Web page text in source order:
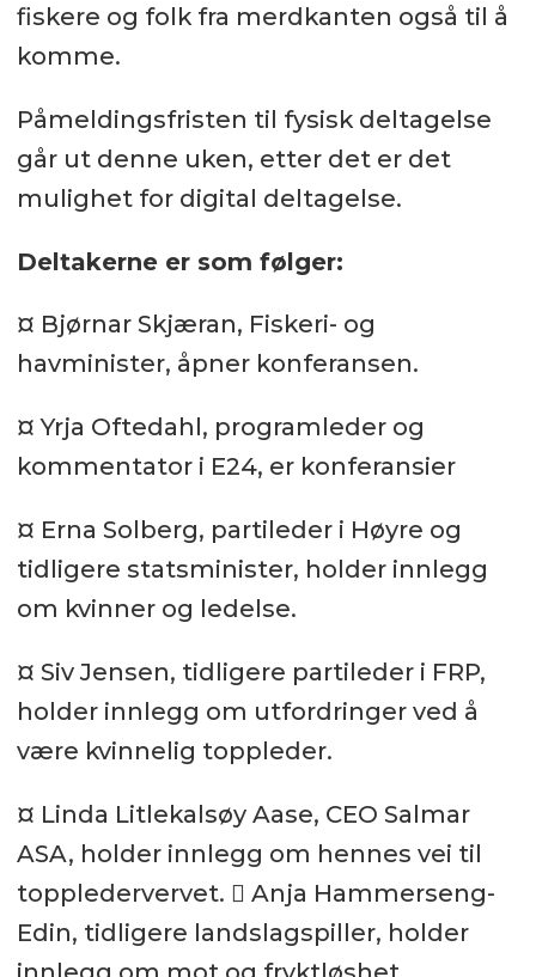
fiskere og folk fra merdkanten også til å
komme.
Påmeldingsfristen til fysisk deltagelse
går ut denne uken, etter det er det
mulighet for digital deltagelse.
Deltakerne er som følger:
¤ Bjørnar Skjæran, Fiskeri- og
havminister, åpner konferansen.
¤ Yrja Oftedahl, programleder og
kommentator i E24, er konferansier
¤ Erna Solberg, partileder i Høyre og
tidligere statsminister, holder innlegg
om kvinner og ledelse.
¤ Siv Jensen, tidligere partileder i FRP,
holder innlegg om utfordringer ved å
være kvinnelig toppleder.
¤ Linda Litlekalsøy Aase, CEO Salmar
ASA, holder innlegg om hennes vei til
toppledervervet.  Anja Hammerseng-
Edin, tidligere landslagspiller, holder